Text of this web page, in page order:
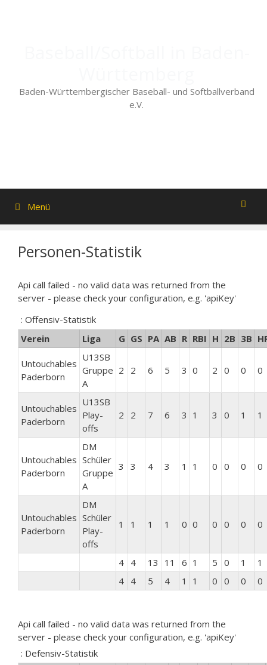
Baden-Württembergischer Baseball- und Softballverband
e.V.
Menü
Personen-Statistik
Api call failed - no valid data was returned from the
server - please check your configuration, e.g. 'apiKey'
: Offensiv-Statistik
Verein
Liga G GS PA AB R RBI H 2B 3B
Untouchables
Paderborn
U13SB
Gruppe
A
2 2 6 5 3 0 2 0 0 0
Untouchables
Paderborn
U13SB
Play-
offs
2 2 7 6 3 1 3 0 1 1
Untouchables
Paderborn
DM
Schüler
Gruppe
A
3 3 4 3 1 1 0 0 0 0
Untouchables
Paderborn
DM
Schüler
Play-
offs
1 1 1 1 0 0 0 0 0 0
4 4 13 11 6 1 5 0 1
1
4 4 5 4 1 1 0 0 0 0
Api call failed - no valid data was returned from the
server - please check your configuration, e.g. 'apiKey'
: Defensiv-Statistik